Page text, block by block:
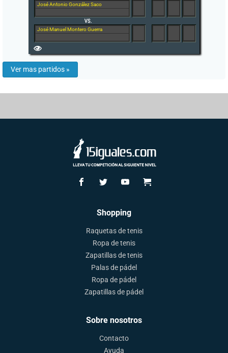
José Antonio González Saco
José Manuel Montero Guerra
Ver mas partidos »
Shopping
Raquetas de tenis
Ropa de tenis
Zapatillas de tenis
Palas de pádel
Ropa de pádel
Zapatillas de pádel
Sobre nosotros
Contacto
Ayuda